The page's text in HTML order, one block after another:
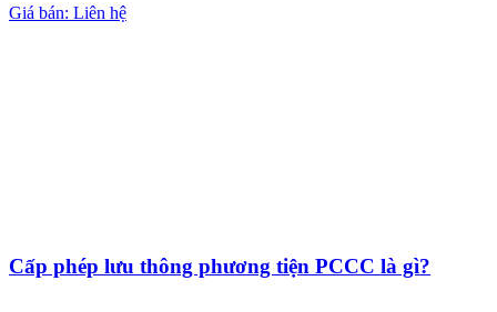
Giá bán: Liên hệ
Cấp phép lưu thông phương tiện PCCC là gì?